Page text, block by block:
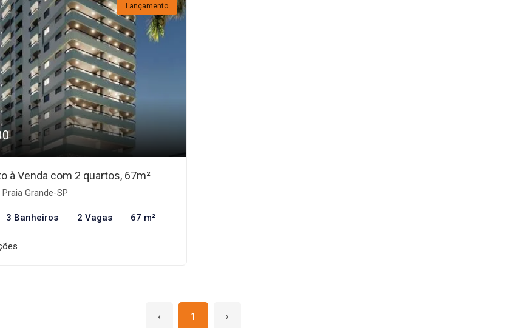
Lançamento
à Venda com 2 quartos, 67m²
Grande-SP
3 Banheiros 2 Vagas 67 m²
‹ 1 ›